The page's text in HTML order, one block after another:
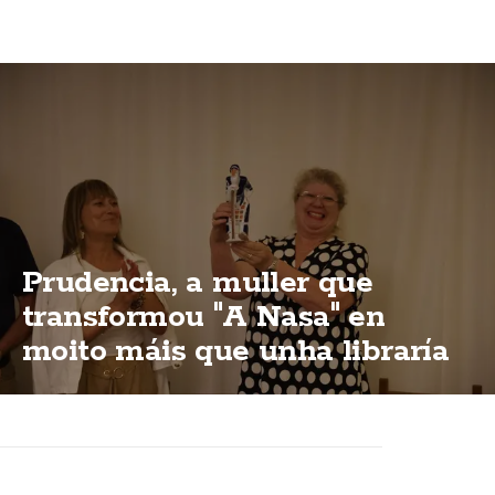
Prudencia, a muller que
transformou "A Nasa" en
moito máis que unha libraría